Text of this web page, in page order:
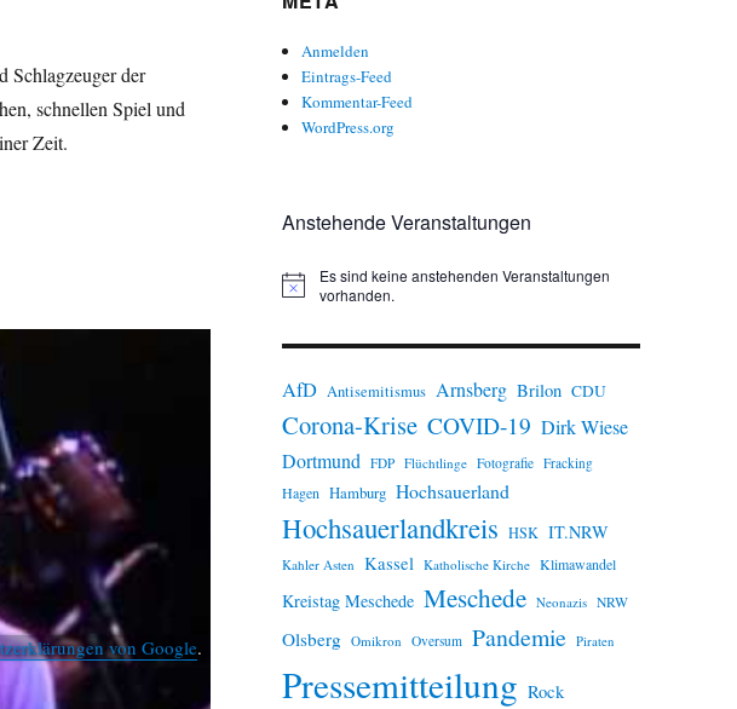
Schlagzeuger der
schnellen Spiel und
Zeit.
von Google.
Anmelden
Eintrags-Feed
Kommentar-Feed
WordPress.org
Anstehende Veranstaltungen
H
w
Es sind keine anstehenden Veranstaltungen
vorhanden.
AfD Antisemitismus Arnsberg Brilon CDU
Corona-Krise COVID-19 Dirk Wiese
Dortmund FDP Flüchtlinge Fotografie Fracking
Hagen Hamburg Hochsauerland
Hochsauerlandkreis HSK IT.NRW
Kahler Asten Kassel Katholische Kirche Klimawandel
Kreistag Meschede Meschede Neonazis NRW
Olsberg Omikron Oversum Pandemie Piraten
Pressemitteilung Rock